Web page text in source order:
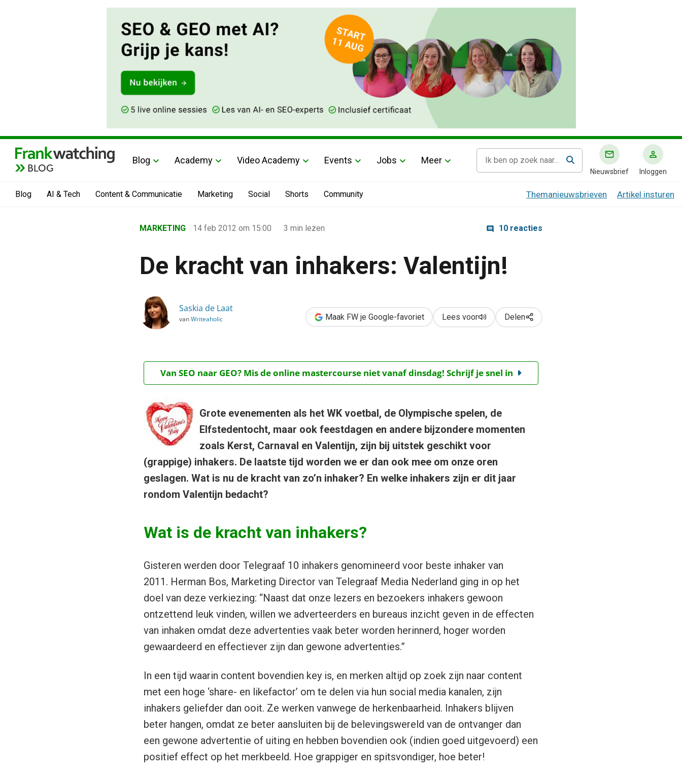
BLOG
Blog Academy Video Academy Events Jobs Meer
Nieuwsbrief Inloggen
Blog AI & Tech Content & Communicatie Marketing Social Shorts Community Themanieuwsbrieven Artikel insturen
›
De kracht van inhakers: Valentijn!
MARKETING 14 feb 2012 om 15:00 3 min lezen 10 reacties
De kracht van inhakers: Valentijn!
Saskia de Laat
vanWriteaholic Maak FW je Google-favoriet Lees voor Delen
Van SEO naar GEO? Mis de online mastercourse niet vanaf dinsdag! Schrijf je snel in
Grote evenementen als het WK voetbal, de Olympische spelen, de
Elfstedentocht, maar ook feestdagen en andere bijzondere momenten
zoals Kerst, Carnaval en Valentijn, zijn bij uitstek geschikt voor
(grappige) inhakers. De laatste tijd worden we er dan ook mee om onze oren
geslagen. Wat is nu de kracht van zo’n inhaker? En welke inhakers zijn er dit jaar
rondom Valentijn bedacht?
Wat is de kracht van inhakers?
Gisteren werden door Telegraaf 10 inhakers genomineerd voor beste inhaker van
2011. Herman Bos, Marketing Director van Telegraaf Media Nederland ging in op het
doel van deze verkiezing: “Naast dat onze lezers en bezoekers inhakers gewoon
ontzettend leuk vinden, willen we adverteerders en bureaus inzicht geven in de effecten
van inhaken omdat deze advertenties vaak beter worden herinnerd, hoger worden
gewaardeerd en effectiever zijn dan gewone advertenties.”
In een tijd waarin content bovendien key is, en merken altijd op zoek zijn naar content
met een hoge ‘share- en likefactor’ om te delen via hun social media kanalen, zijn
inhakers geliefder dan ooit. Ze werken vanwege de herkenbaarheid. Inhakers blijven
beter hangen, omdat ze beter aansluiten bij de belevingswereld van de ontvanger dan
een gewone advertentie of uiting en hebben bovendien ook (indien goed uitgevoerd) een
positief effect op het merkbeeld. Hoe grappiger en spitsvondiger, hoe beter!